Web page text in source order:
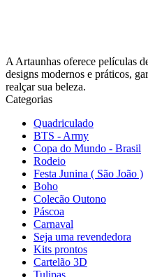
A Artaunhas oferece películas
designs modernos e práticos,
realçar sua beleza.
Categorias
Quadriculado
BTS - Army
Copa do Mundo - Brasil
Rodeio
Festa Junina ( São João )
Boho
Colecão Outono
Páscoa
Carnaval
Seja uma revendedora
Kits prontos
Cartelão 3D
Tulipas